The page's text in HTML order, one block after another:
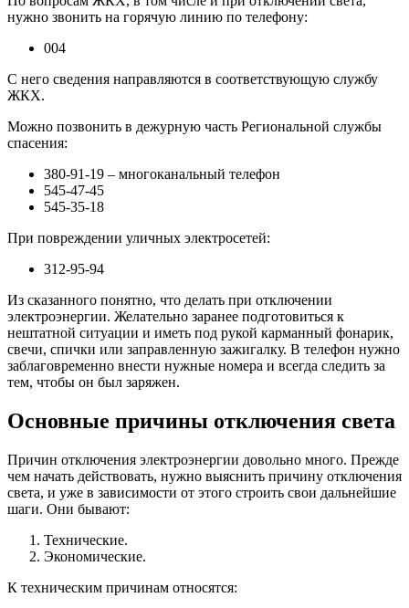
нужно звонить на горячую линию по телефону:
004
С него сведения направляются в соответствующую службу
ЖКХ.
Можно позвонить в дежурную часть Региональной службы
спасения:
380-91-19 – многоканальный телефон
545-47-45
545-35-18
При повреждении уличных электросетей:
312-95-94
Из сказанного понятно, что делать при отключении
электроэнергии. Желательно заранее подготовиться к
нештатной ситуации и иметь под рукой карманный фонарик,
свечи, спички или заправленную зажигалку. В телефон нужно
заблаговременно внести нужные номера и всегда следить за
тем, чтобы он был заряжен.
Основные причины отключения света
Причин отключения электроэнергии довольно много. Прежде
чем начать действовать, нужно выяснить причину отключения
света, и уже в зависимости от этого строить свои дальнейшие
шаги. Они бывают:
Технические.
Экономические.
К техническим причинам относятся: